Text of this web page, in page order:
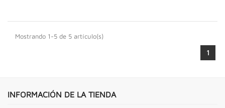
Mostrando 1-5 de 5 artículo(s)
1
INFORMACIÓN DE LA TIENDA